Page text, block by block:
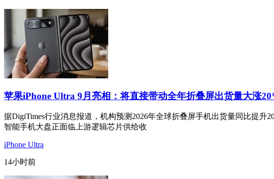
苹果iPhone Ultra 9月亮相：将直接带动全年折叠屏出货量大涨
据DigiTimes行业消息报道，机构预测2026年全球折叠屏手机出货量同比提
智能手机大盘正面临上游逻辑芯片供给收
iPhone Ultra
14小时前